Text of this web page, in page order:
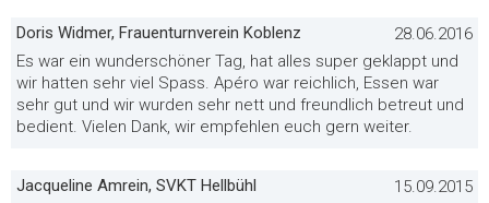
Doris Widmer, Frauenturnverein Koblenz
28.06.2016
Es war ein wunderschöner Tag, hat alles super geklappt und
wir hatten sehr viel Spass. Apéro war reichlich, Essen war
sehr gut und wir wurden sehr nett und freundlich betreut und
bedient. Vielen Dank, wir empfehlen euch gern weiter.
Jacqueline Amrein, SVKT Hellbühl
15.09.2015